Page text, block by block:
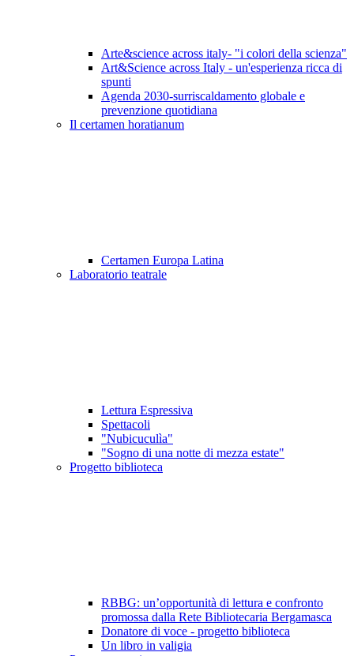
Arte&science across italy- "i colori della scienza"
Art&Science across Italy - un'esperienza ricca di
spunti
Agenda 2030-surriscaldamento globale e
prevenzione quotidiana
Il certamen horatianum
Certamen Europa Latina
Laboratorio teatrale
Lettura Espressiva
Spettacoli
"Nubicuculìa"
"Sogno di una notte di mezza estate"
Progetto biblioteca
RBBG: un’opportunità di lettura e confronto
promossa dalla Rete Bibliotecaria Bergamasca
Donatore di voce - progetto biblioteca
Un libro in valigia